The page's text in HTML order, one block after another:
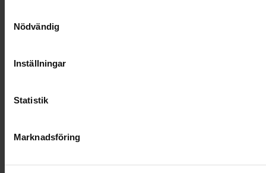
Nödvändig
Inställningar
Statistik
Marknadsföring